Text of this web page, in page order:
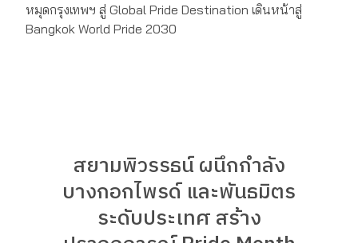
สยามพิวรรธน์ ผนึกกำลัง
บางกอกไพรด์ และพันธมิตร
ระดับประเทศ สร้าง